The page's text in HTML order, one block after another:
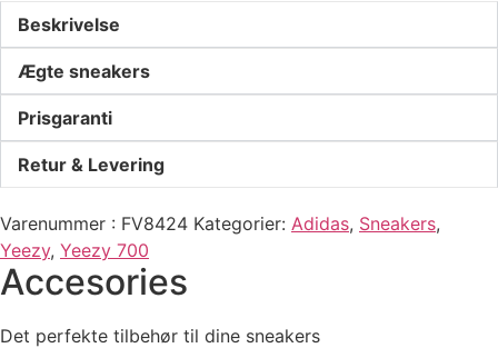
Beskrivelse
Ægte sneakers
Prisgaranti
Retur & Levering
Varenummer FV8424 Kategorier Adidas, Sneakers,
Yeezy, Yeezy 700
Accesories
Det perfekte tilbehør til dine sneakers